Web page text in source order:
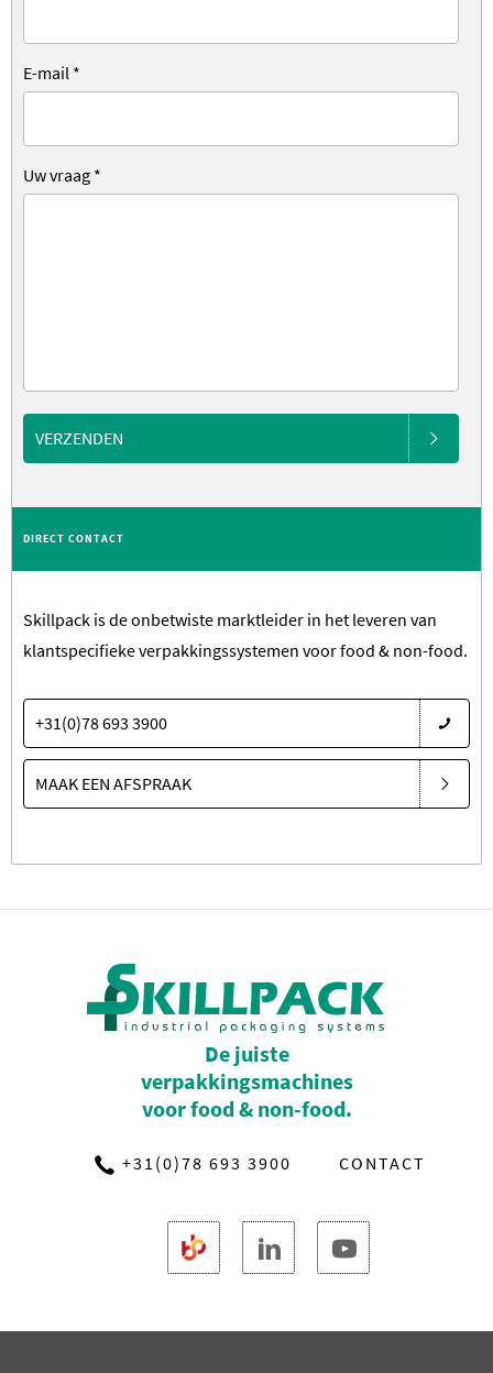
E-mail *
Uw vraag *
VERZENDEN
DIRECT CONTACT
Skillpack is de onbetwiste marktleider in het leveren van
klantspecifieke verpakkingssystemen voor food & non-food.
+31(0)78 693 3900
MAAK EEN AFSPRAAK
De juiste
verpakkingsmachines
voor food & non-food.
+31(0)78 693 3900 CONTACT